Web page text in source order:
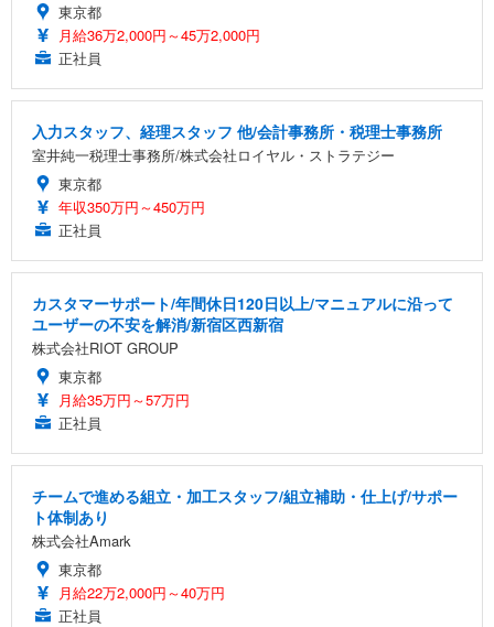
東京都
月給36万2,000円～45万2,000円
正社員
入力スタッフ、経理スタッフ 他/会計事務所・税理士事務所
室井純一税理士事務所/株式会社ロイヤル・ストラテジー
東京都
年収350万円～450万円
正社員
カスタマーサポート/年間休日120日以上/マニュアルに沿って
ユーザーの不安を解消/新宿区西新宿
株式会社RIOT GROUP
東京都
月給35万円～57万円
正社員
チームで進める組立・加工スタッフ/組立補助・仕上げ/サポー
ト体制あり
株式会社Amark
東京都
月給22万2,000円～40万円
正社員